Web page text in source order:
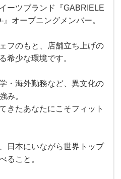
ーツブランド『GABRIELE
オープニングメンバー。
フのもと、店舗立ち上げの
希少な環境です。
・海外勤務など、異文化の
み。
きたあなたにこそフィット
日本にいながら世界トップ
ること。